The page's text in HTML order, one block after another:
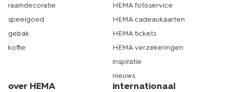
raamdecoratie
speelgoed
gebak
koffie
HEMA fotoservice
HEMA cadeaukaarten
HEMA tickets
HEMA verzekeringen
inspiratie
nieuws
over HEMA internationaal